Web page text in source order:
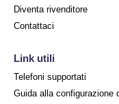
Diventa rivenditore
Contattaci
Link utili
Telefoni supportati
Guida alla configurazione